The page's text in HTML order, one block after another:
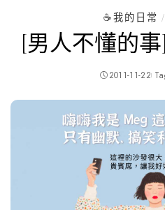
☕️我的日常
[男人不懂的
2011-11-22